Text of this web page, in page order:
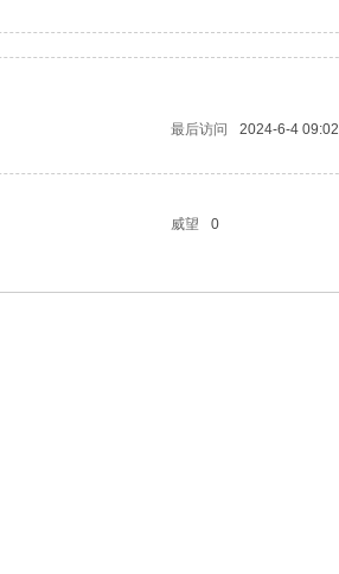
最后访问 2024-6-4 09:02
威望 0